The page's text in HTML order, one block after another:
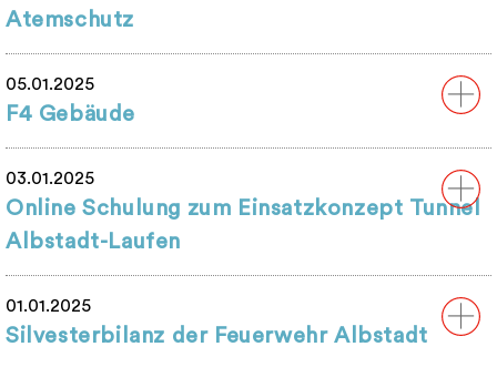
Atemschutz
05.01.2025
F4 Gebäude
03.01.2025
Online Schulung zum Einsatzkonzept Tunnel
Albstadt-Laufen
01.01.2025
Silvesterbilanz der Feuerwehr Albstadt